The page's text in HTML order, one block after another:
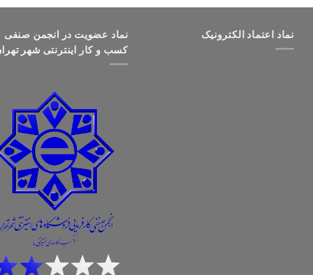
تومان499,000
نماد اعتماد الکترونیک
نماد عضویت در انجمن صنفی
کسب و کار اینترنتی شهر